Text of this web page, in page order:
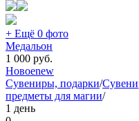
+ Ещё 0 фото
Медальон
1 000 руб.
Новоеnew
Сувениры, подарки/
предметы для магии/
1 день